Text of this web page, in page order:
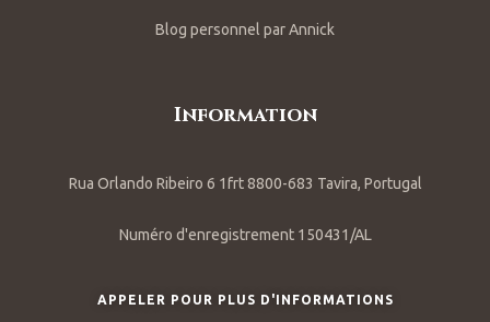
Blog personnel par Annick
Information
Rua Orlando Ribeiro 6 1frt 8800-683 Tavira, Portugal
Numéro d'enregistrement 150431/AL
APPELER POUR PLUS D'INFORMATIONS